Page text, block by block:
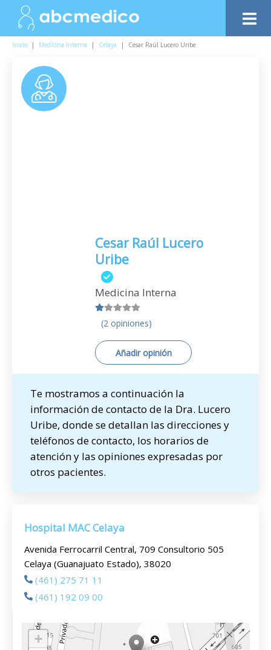
Inicio | Medicina Interna | Celaya | Cesar Raúl Lucero Uribe
Cesar Raúl Lucero
Uribe
Medicina Interna
(2 opiniones)
Añadir opinión
Te mostramos a continuación la
información de contacto de la Dra. Lucero
Uribe, donde se detallan las direcciones y
teléfonos de contacto, los horarios de
atención y las opiniones expresadas por
otros pacientes.
Hospital MAC Celaya
Avenida Ferrocarril Central, 709 Consultorio 505
Celaya (Guanajuato Estado), 38020
(461) 275 71 11
(461) 192 09 00
+